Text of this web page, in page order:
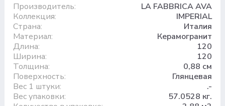
Производитель:
LA FABBRICA AVA
Коллекция:
IMPERIAL
Страна:
Италия
Материал:
Керамогранит
Длина:
120
Ширина:
120
Толщина:
0,88 см
Поверхность:
Глянцевая
Вес 1 штуки:
.-
Вес упаковки:
57.0528 кг.